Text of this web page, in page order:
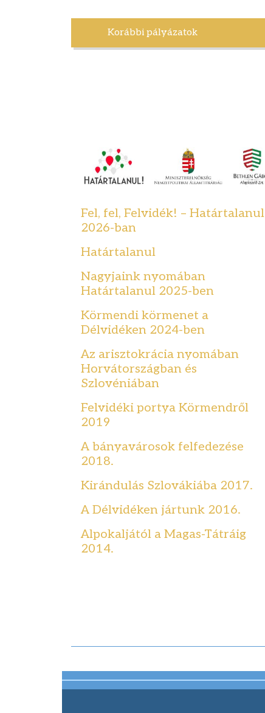
Korábbi pályázatok
Fel, fel, Felvidék! – Határtalanul
2026-ban
Határtalanul
Nagyjaink nyomában
Határtalanul 2025-ben
Körmendi körmenet a
Délvidéken 2024-ben
Az arisztokrácia nyomában
Horvátországban és
Szlovéniában
Felvidéki portya Körmendről
2019
A bányavárosok felfedezése
2018.
Kirándulás Szlovákiába 2017.
A Délvidéken jártunk 2016.
Alpokaljától a Magas-Tátráig
2014.